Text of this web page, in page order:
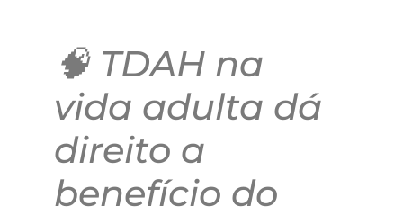
🧠 TDAH na
vida adulta dá
direito a
benefício do